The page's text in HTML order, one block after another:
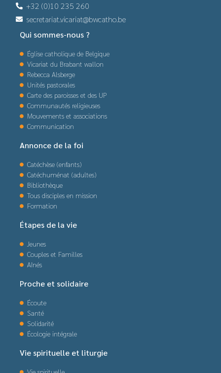
+32 (0)10 235 260
secretariat.vicariat@bwcatho.be
Qui sommes-nous ?
Église catholique de Belgique
Vicariat du Brabant wallon
Rebecca Alsberge
Unités pastorales
Carte des paroisses et des UP
Communautés religieuses
Mouvements et associations
Communication
Annonce de la foi
Catéchèse (enfants)
Catéchuménat (adultes)
Bibliothèque
Tous disciples en mission
Formation
Étapes de la vie
Jeunes
Couples et Familles
Aînés
Proche et solidaire
Écoute
Santé
Solidarité
Écologie intégrale
Vie spirituelle et liturgie